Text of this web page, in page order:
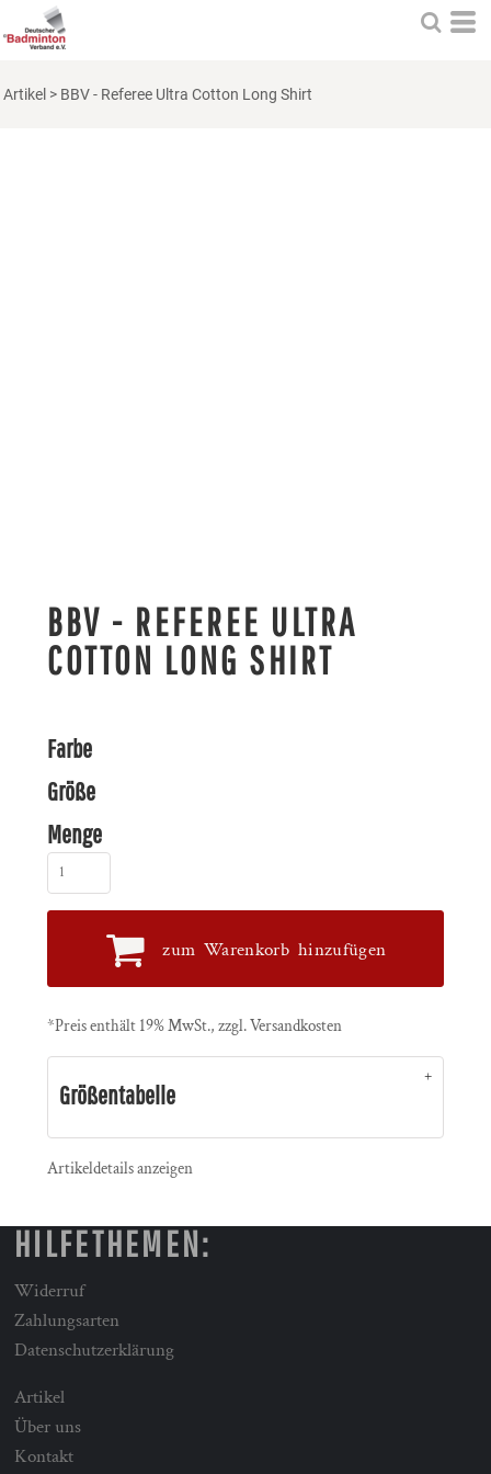
Artikel > BBV - Referee Ultra Cotton Long Shirt
BBV - REFEREE ULTRA
COTTON LONG SHIRT
Farbe
Größe
Menge
zum Warenkorb hinzufügen
*Preis enthält 19% MwSt., zzgl. Versandkosten
Größentabelle
Artikeldetails anzeigen
HILFETHEMEN:
Widerruf
Zahlungsarten
Datenschutzerklärung
Artikel
Über uns
Kontakt